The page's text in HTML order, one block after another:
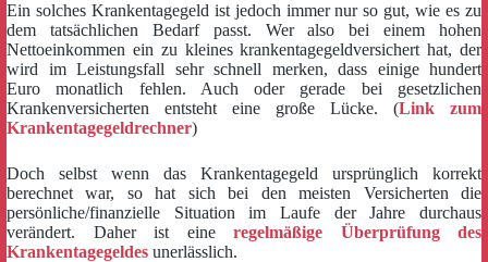
Ein solches Krankentagegeld ist jedoch immer nur so gut, wie es zu
dem tatsächlichen Bedarf passt. Wer also bei einem hohen
Nettoeinkommen ein zu kleines krankentagegeldversichert hat, der
wird im Leistungsfall sehr schnell merken, dass einige hundert
Euro monatlich fehlen. Auch oder gerade bei gesetzlichen
Krankenversicherten entsteht eine große Lücke. (Link zum
Krankentagegeldrechner)
Doch selbst wenn das Krankentagegeld ursprünglich korrekt
berechnet war, so hat sich bei den meisten Versicherten die
persönliche/finanzielle Situation im Laufe der Jahre durchaus
verändert. Daher ist eine
regelmäßige Überprüfung des
Krankentagegeldes unerlässlich.